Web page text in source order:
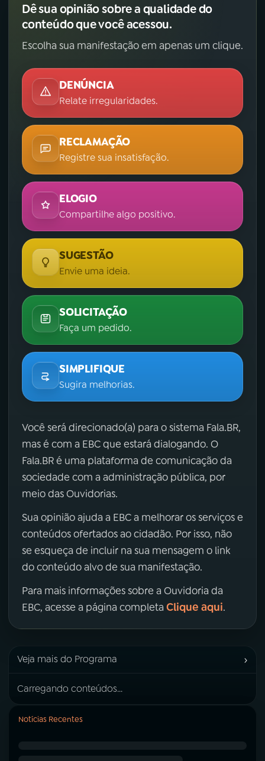
Dê sua opinião sobre a qualidade do
conteúdo que você acessou.
Escolha sua manifestação em apenas um clique.
DENÚNCIA
Relate irregularidades.
RECLAMAÇÃO
Registre sua insatisfação.
ELOGIO
Compartilhe algo positivo.
SUGESTÃO
Envie uma ideia.
SOLICITAÇÃO
Faça um pedido.
SIMPLIFIQUE
Sugira melhorias.
Você será direcionado(a) para o sistema Fala.BR,
mas é com a EBC que estará dialogando. O
Fala.BR é uma plataforma de comunicação da
sociedade com a administração pública, por
meio das Ouvidorias.
Sua opinião ajuda a EBC a melhorar os serviços e
conteúdos ofertados ao cidadão. Por isso, não
se esqueça de incluir na sua mensagem o link
do conteúdo alvo de sua manifestação.
Para mais informações sobre a Ouvidoria da
EBC, acesse a página completa Clique aqui.
Veja mais do Programa ›
Carregando conteúdos...
Notícias Recentes